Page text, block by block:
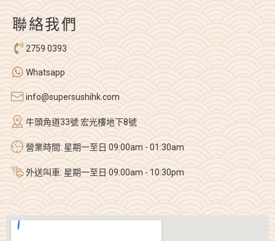
聯絡我們
2759 0393
Whatsapp
info@supersushihk.com
牛頭角道33號 宏光樓地下8號
營業時間: 星期一至日 09:00am - 01:30am
外送叫車: 星期一至日 09:00am - 10:30pm